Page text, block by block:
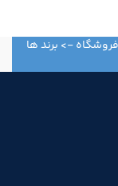
-> برند ها